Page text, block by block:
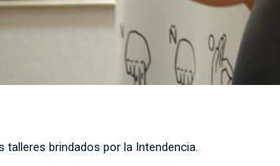
talleres brindados por la Intendencia.